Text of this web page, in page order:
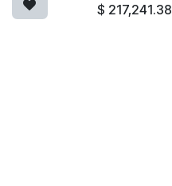
$ 217,241.38